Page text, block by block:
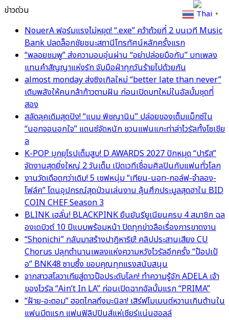
ข่าวด่วน
NouerA ฟอร์มแรงไม่หยุด! “.exe” คว้าถ้วยที่ 2 บนเวที Music
Bank ปลดล็อกชัยชนะสถานีโทรทัศน์หลักครั้งแรก
“พลอยชมพู” ส่งความอบอุ่นผ่าน “อย่าปล่อยมือกัน” บทเพลง
แทนคำสัญญาแห่งรัก จับมือฝ่าทุกวันร้ายไปด้วยกัน
almost monday ส่งซิงเกิลใหม่ “better late than never”
เติมพลังให้คนกล้าก้าวตามฝัน ก่อนเปิดบทใหม่ในอัลบั้มชุดที่
สอง
สลัดลุคเดิมสุดปัง! “แบม พิชญานิน” ปล่อยของเต็มแม็กซ์ใน
“นอกจอนอกใจ” แดนซ์จัดหนัก ชวนแฟนแกะท่าล่าไวรัลทั้งโซเชีย
ล
K-POP บุกยุโรปเต็มสูบ! D AWARDS 2027 ปักหมุด “ปารีส”
จัดงานสุดยิ่งใหญ่ 2 วันเต็ม เปิดเวทีเชื่อมศิลปินกับแฟนทั่วโลก
งานวัดเดือดกว่าเดิม! 5 เชฟหนุ่ม “เทียน-นอท-กอล์ฟ-จำลอง-
โฟล์ค” โดนอุปกรณ์สุดป่วนเล่นงาน ลุ้นศึกประมูลสุดฮาใน BID
COIN CHEF Season 3
BLINK เฮลั่น! BLACKPINK ยืนยันรียูเนียนครบ 4 สมาชิก ฉล
องเดบิวต์ 10 ปีแบบพร้อมหน้า ปิดทุกข่าวลือเรื่องการขาดงาน
“Shonichi” กลับมาสร้างปาฏิหาริย์! คลิปประสานเสียง CU
Chorus ปลุกตำนานเพลงแห่งความหวังไวรัลอีกครั้ง “ป๊อปเป้
อ” BNK48 ซาบซึ้ง ขอบคุณทุกแรงสนับสนุน
จากสาวสโลวาเกียสู่ดาวป๊อประดับโลก! ทำความรู้จัก ADELA เจ้า
ของไวรัล “Ain’t In LA” ก่อนเปิดฉากอัลบั้มแรก “PRIMA”
“ฝ้าย-อะตอม” ฮอตไกลถึงมะนิลา! เสิร์ฟโมเมนต์หวานเกินต้านใน
แฟนมีตแรก แฟนฟิลิปปินส์แห่เชียร์แน่นฮอลล์
Thai ▼